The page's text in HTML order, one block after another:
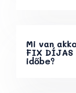
Mi van
FIX
időbe?